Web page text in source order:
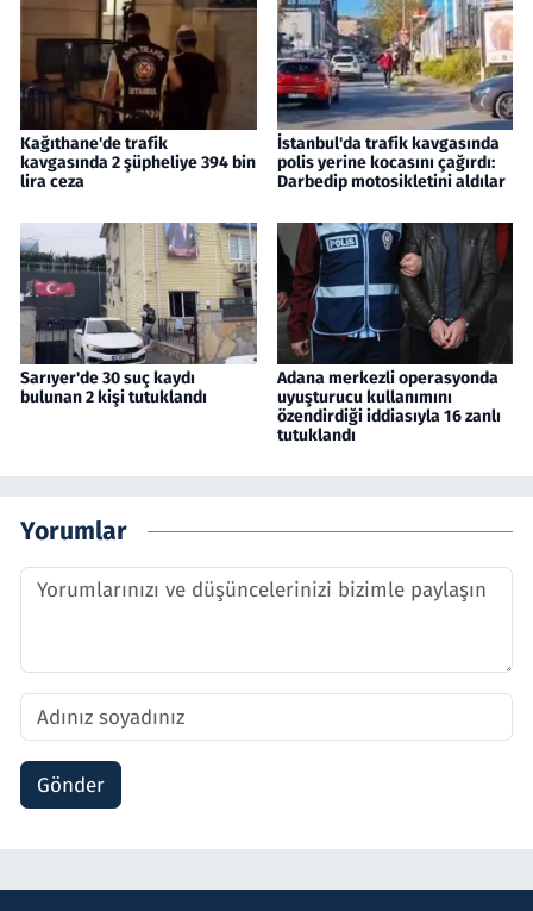
Kağıthane'de trafik
kavgasında 2 şüpheliye 394 bin
lira ceza
İstanbul'da trafik kavgasında
polis yerine kocasını çağırdı:
Darbedip motosikletini aldılar
Sarıyer'de 30 suç kaydı
bulunan 2 kişi tutuklandı
Adana merkezli operasyonda
uyuşturucu kullanımını
özendirdiği iddiasıyla 16 zanlı
tutuklandı
Yorumlar
Gönder